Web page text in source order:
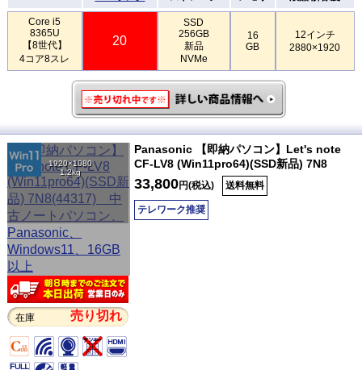
Core i5
8365U
【8世代】
4コア8スレ
20
SSD
256GB
新品
NVMe
16
GB
12インチ
2880×1920
1920×1080
1.2kg
在庫 売り切れ
Panasonic 【即納パソコン】Let's note
CF-LV8 (Win11pro64)(SSD新品) 7N8
33,800円(税込) 送料無料
テレワーク推奨